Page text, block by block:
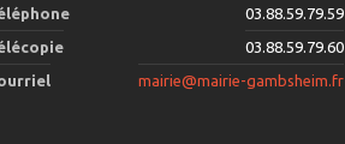
03.88.59.79.59
03.88.59.79.60
mairie@mairie-gambsheim.fr